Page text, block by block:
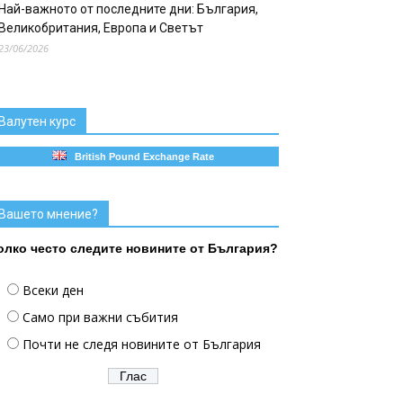
важното от последните дни: България,
Европа и Светът
06/2026
курс
British Pound Exchange Rate
мнение?
често следите новините от България?
Всеки ден
Само при важни събития
Почти не следя новините от България